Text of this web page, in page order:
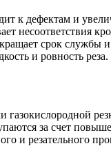
к дефектам и
несоответствия
срок службы
и ровность реза.
за счет
и резательного